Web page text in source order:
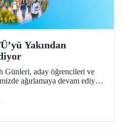
Yakından
Günleri, aday öğrencileri ve
ağırlamaya devam ediyor.
bilgi vermeye devam